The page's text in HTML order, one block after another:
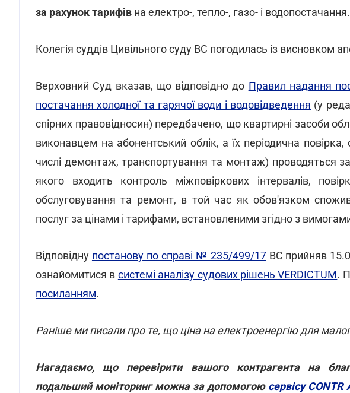
за рахунок тарифів на електро-, тепло-, газо- і водопостачання.
Колегія суддів Цивільного суду ВС погодилась із висновком
Верховний Суд вказав, що відповідно до Правил надання
постачання холодної та гарячої води і водовідведення (у
спірних правовідносин) передбачено, що квартирні засоби
виконавцем на абонентський облік, а їх періодична
числі демонтаж, транспортування та монтаж) проводяться
якого входить контроль міжповіркових інтервалів,
обслуговування та ремонт, в той час як обов'язком
послуг за цінами і тарифами, встановленими згідно з
Відповідну постанову по справі № 235/499/17ВС прийняв
ознайомитися в системі аналізу судових рішень VERDICTUM.
посиланням.
Раніше ми писали про те, що ціна на електроенергію для
Нагадаємо, що перевірити вашого контрагента на
подальший моніторинг можна за допомогою сервісу CONTR